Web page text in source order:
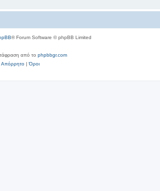
® Forum Software © phpBB Limited
από το phpbbgr.com
Απόρρητο|Όροι